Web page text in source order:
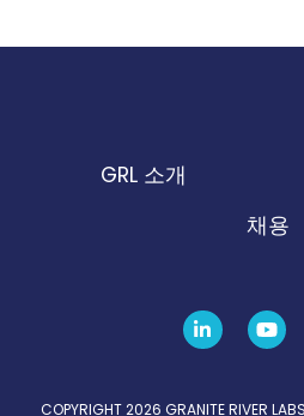
GRL 소개
채용
COPYRIGHT 2026 GRANITE RIVER